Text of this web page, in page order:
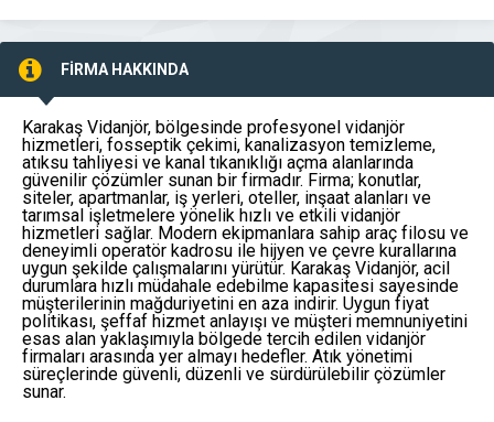
FİRMA HAKKINDA
Karakaş Vidanjör, bölgesinde profesyonel vidanjör
hizmetleri, fosseptik çekimi, kanalizasyon temizleme,
atıksu tahliyesi ve kanal tıkanıklığı açma alanlarında
güvenilir çözümler sunan bir firmadır. Firma; konutlar,
siteler, apartmanlar, iş yerleri, oteller, inşaat alanları ve
tarımsal işletmelere yönelik hızlı ve etkili vidanjör
hizmetleri sağlar. Modern ekipmanlara sahip araç filosu ve
deneyimli operatör kadrosu ile hijyen ve çevre kurallarına
uygun şekilde çalışmalarını yürütür. Karakaş Vidanjör, acil
durumlara hızlı müdahale edebilme kapasitesi sayesinde
müşterilerinin mağduriyetini en aza indirir. Uygun fiyat
politikası, şeffaf hizmet anlayışı ve müşteri memnuniyetini
esas alan yaklaşımıyla bölgede tercih edilen vidanjör
firmaları arasında yer almayı hedefler. Atık yönetimi
süreçlerinde güvenli, düzenli ve sürdürülebilir çözümler
sunar.